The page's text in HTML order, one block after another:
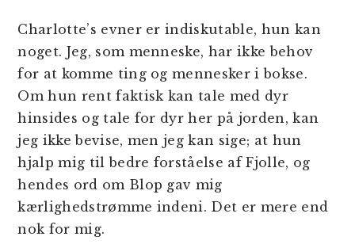
Charlotte’s evner er indiskutable, hun kan
noget. Jeg, som menneske, har ikke behov
for at komme ting og mennesker i bokse.
Om hun rent faktisk kan tale med dyr
hinsides og tale for dyr her på jorden, kan
jeg ikke bevise, men jeg kan sige; at hun
hjalp mig til bedre forståelse af Fjolle, og
hendes ord om Blop gav mig
kærlighedstrømme indeni. Det er mere end
nok for mig.